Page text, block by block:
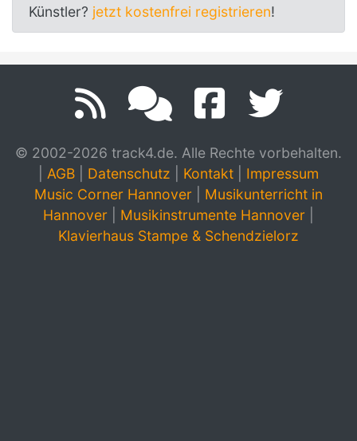
Künstler? jetzt kostenfrei registrieren!
© 2002-2026 track4.de. Alle Rechte vorbehalten.
AGB Datenschutz Kontakt
Impressum
Music Corner Hannover
Musikunterricht in
Hannover
Musikinstrumente Hannover
Klavierhaus Stampe & Schendzielorz